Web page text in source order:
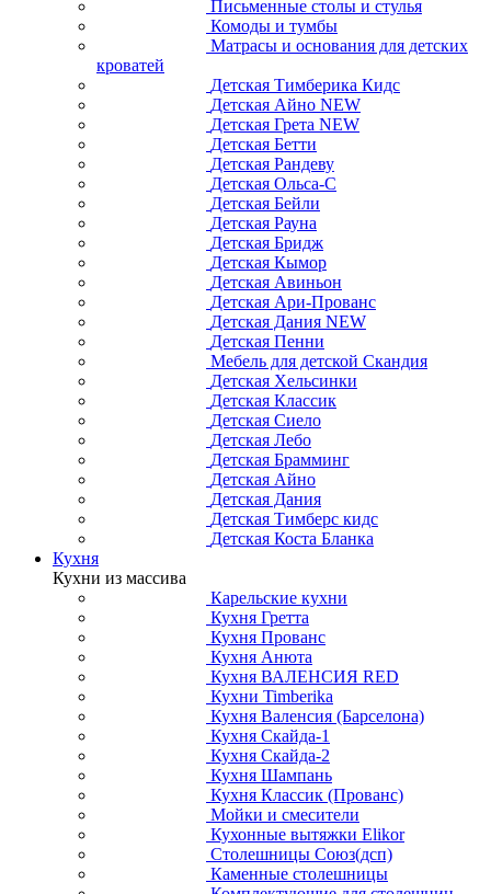
Письменные столы и стулья
Комоды и тумбы
Матрасы и основания для детских
кроватей
Детская Тимберика Кидс
Детская Айно NEW
Детская Грета NEW
Детская Бетти
Детская Рандеву
Детская Ольса-С
Детская Бейли
Детская Рауна
Детская Бридж
Детская Кымор
Детская Авиньон
Детская Ари-Прованс
Детская Дания NEW
Детская Пенни
Мебель для детской Скандия
Детская Хельсинки
Детская Классик
Детская Сиело
Детская Лебо
Детская Брамминг
Детская Айно
Детская Дания
Детская Тимберс кидс
Детская Коста Бланка
Кухня
Кухни из массива
Карельские кухни
Кухня Гретта
Кухня Прованс
Кухня Анюта
Кухня ВАЛЕНСИЯ RED
Кухни Timberika
Кухня Валенсия (Барселона)
Кухня Скайда-1
Кухня Скайда-2
Кухня Шампань
Кухня Классик (Прованс)
Мойки и смесители
Кухонные вытяжки Elikor
Столешницы Союз(дсп)
Каменные столешницы